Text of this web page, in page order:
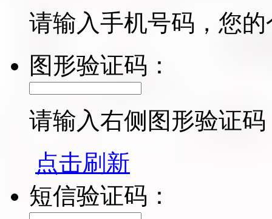
请输入手机号码，您
图形验证码：
请输入右侧图形验证码
点击刷新
短信验证码：